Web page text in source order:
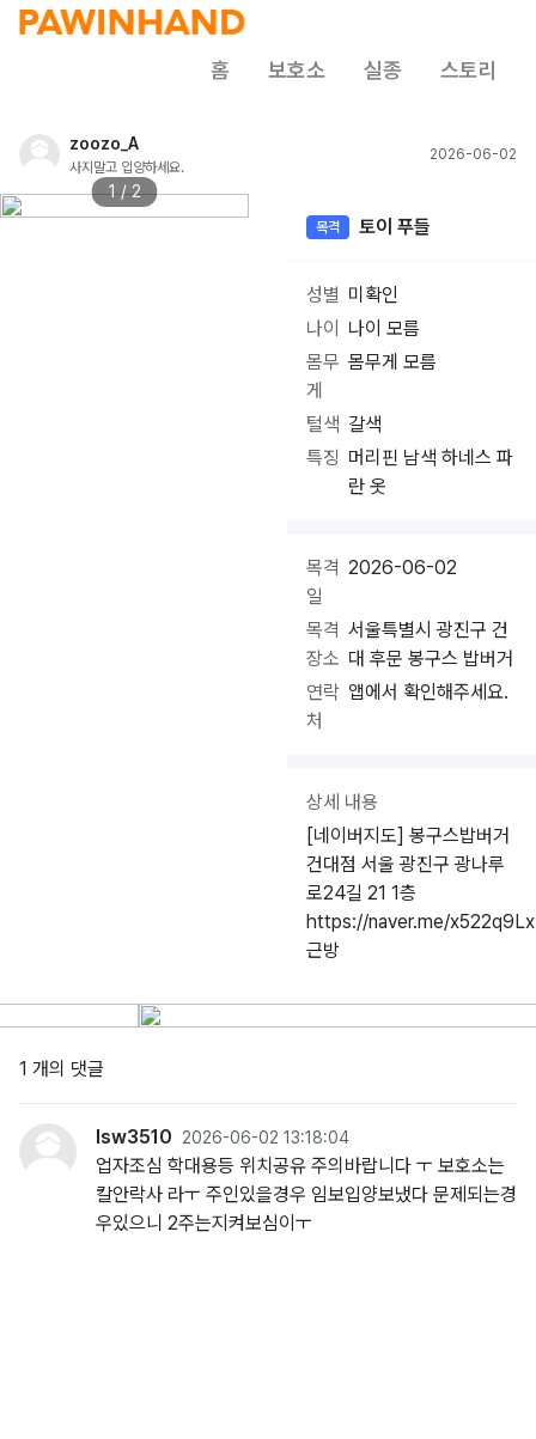
홈 보호소 실종 스토리
zoozo_A
사지말고 입양하세요.
2026-06-02
1 / 2
목격 토이 푸들
성별 미확인
나이
나이 모름
몸무
게
몸무게 모름
털색 갈색
특징 머리핀 남색 하네스 파
란 옷
목격
일
2026-06-02
목격
장소
서울특별시 광진구 건
대 후문 봉구스 밥버거
연락
처
앱에서 확인해주세요.
상세 내용
[네이버지도] 봉구스밥버거
건대점 서울 광진구 광나루
로24길 21 1층
https://naver.me/x522q9Lx
근방
1 개의 댓글
lsw3510 2026-06-02 13:18:04
업자조심 학대용등 위치공유 주의바랍니다 ㅜ 보호소는
칼안락사 라ㅜ 주인있을경우 임보입양보냈다 문제되는경
우있으니 2주는지켜보심이ㅜ